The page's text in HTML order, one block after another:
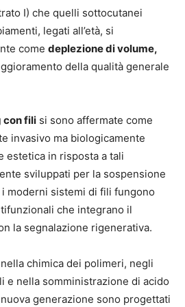
I) che quelli sottocutanei
legati all’età, si
come deplezione di volume,
della qualità generale
con fili si sono affermate come
invasivo ma biologicamente
estetica in risposta a tali
sviluppati per la sospensione
moderni sistemi di fili fungono
che integrano il
la segnalazione rigenerativa.
chimica dei polimeri, negli
e nella somministrazione di acido
generazione sono progettati